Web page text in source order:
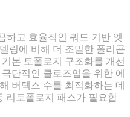
하고 효율적인 쿼드 기반 엣
링에 비해 더 조밀한 폴리곤
본 토폴로지 구조화를 개선
단적인 클로즈업을 위한 에
버텍스 수를 최적화하는 데
토폴로지 패스가 필요합